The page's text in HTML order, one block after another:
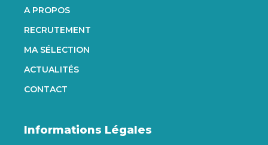
A PROPOS
RECRUTEMENT
MA SÉLECTION
ACTUALITÉS
CONTACT
Informations Légales